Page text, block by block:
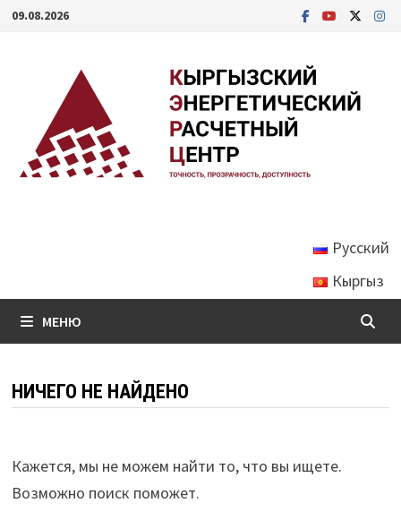
Перейти
09.08.2026
Русский
Кыргыз
МЕНЮ
НИЧЕГО НЕ НАЙДЕНО
Кажется, мы не можем найти то, что вы ищете.
Возможно поиск поможет.